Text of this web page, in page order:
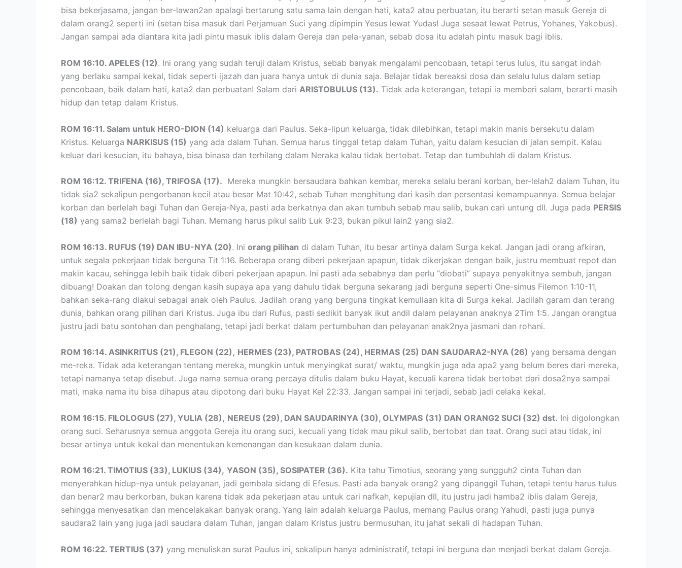
bisa bekerjasama, jangan ber-lawan2an apalagi bertarung satu sama lain dengan hati, kata2 atau perbuatan, itu berarti setan masuk Gereja di
dalam orang2 seperti ini (setan bisa masuk dari Perjamuan Suci yang dipimpin Yesus lewat Yudas! Juga sesaat lewat Petrus, Yohanes, Yakobus).
Jangan sampai ada diantara kita jadi pintu masuk iblis dalam Gereja dan pela-yanan, sebab dosa itu adalah pintu masuk bagi iblis.
ROM 16:10. APELES (12). Ini orang yang sudah teruji dalam Kristus, sebab banyak mengalami pencobaan, tetapi terus lulus, itu sangat indah
yang berlaku sampai kekal, tidak seperti ijazah dan juara hanya untuk di dunia saja. Belajar tidak bereaksi dosa dan selalu lulus dalam setiap
pencobaan, baik dalam hati, kata2 dan perbuatan! Salam dari ARISTOBULUS (13). Tidak ada keterangan, tetapi ia memberi salam, berarti masih
hidup dan tetap dalam Kristus.
ROM 16:11. Salam untuk HERO-DION (14) keluarga dari Paulus. Seka-lipun keluarga, tidak dilebihkan, tetapi makin manis bersekutu dalam
Kristus. Keluarga NARKISUS (15) yang ada dalam Tuhan. Semua harus tinggal tetap dalam Tuhan, yaitu dalam kesucian di jalan sempit. Kalau
keluar dari kesucian, itu bahaya, bisa binasa dan terhilang dalam Neraka kalau tidak bertobat. Tetap dan tumbuhlah di dalam Kristus.
ROM 16:12. TRIFENA (16), TRIFOSA (17). Mereka mungkin bersaudara bahkan kembar, mereka selalu berani korban, ber-lelah2 dalam Tuhan, itu
tidak sia2 sekalipun pengorbanan kecil atau besar Mat 10:42, sebab Tuhan menghitung dari kasih dan persentasi kemampuannya. Semua belajar
korban dan berlelah bagi Tuhan dan Gereja-Nya, pasti ada berkatnya dan akan tumbuh sebab mau salib, bukan cari untung dll. Juga pada PERSIS
(18) yang sama2 berlelah bagi Tuhan. Memang harus pikul salib Luk 9:23, bukan pikul lain2 yang sia2.
ROM 16:13. RUFUS (19) DAN IBU-NYA (20). Ini orang pilihan di dalam Tuhan, itu besar artinya dalam Surga kekal. Jangan jadi orang afkiran,
untuk segala pekerjaan tidak berguna Tit 1:16. Beberapa orang diberi pekerjaan apapun, tidak dikerjakan dengan baik, justru membuat repot dan
makin kacau, sehingga lebih baik tidak diberi pekerjaan apapun. Ini pasti ada sebabnya dan perlu “diobati” supaya penyakitnya sembuh, jangan
dibuang! Doakan dan tolong dengan kasih supaya apa yang dahulu tidak berguna sekarang jadi berguna seperti One-simus Filemon 1:10-11,
bahkan seka-rang diakui sebagai anak oleh Paulus. Jadilah orang yang berguna tingkat kemuliaan kita di Surga kekal. Jadilah garam dan terang
dunia, bahkan orang pilihan dari Kristus. Juga ibu dari Rufus, pasti sedikit banyak ikut andil dalam pelayanan anaknya 2Tim 1:5. Jangan orangtua
justru jadi batu sontohan dan penghalang, tetapi jadi berkat dalam pertumbuhan dan pelayanan anak2nya jasmani dan rohani.
ROM 16:14. ASINKRITUS (21), FLEGON (22), HERMES (23), PATROBAS (24), HERMAS (25) DAN SAUDARA2-NYA (26) yang bersama dengan
me-reka. Tidak ada keterangan tentang mereka, mungkin untuk menyingkat surat/ waktu, mungkin juga ada apa2 yang belum beres dari mereka,
tetapi namanya tetap disebut. Juga nama semua orang percaya ditulis dalam buku Hayat, kecuali karena tidak bertobat dari dosa2nya sampai
mati, maka nama itu bisa dihapus atau dipotong dari buku Hayat Kel 22:33. Jangan sampai ini terjadi, sebab jadi celaka kekal.
ROM 16:15. FILOLOGUS (27), YULIA (28), NEREUS (29), DAN SAUDARINYA (30), OLYMPAS (31) DAN ORANG2 SUCI (32) dst. Ini digolongkan
orang suci. Seharusnya semua anggota Gereja itu orang suci, kecuali yang tidak mau pikul salib, bertobat dan taat. Orang suci atau tidak, ini
besar artinya untuk kekal dan menentukan kemenangan dan kesukaan dalam dunia.
ROM 16:21. TIMOTIUS (33), LUKIUS (34), YASON (35), SOSIPATER (36). Kita tahu Timotius, seorang yang sungguh2 cinta Tuhan dan
menyerahkan hidup-nya untuk pelayanan, jadi gembala sidang di Efesus. Pasti ada banyak orang2 yang dipanggil Tuhan, tetapi tentu harus tulus
dan benar2 mau berkorban, bukan karena tidak ada pekerjaan atau untuk cari nafkah, kepujian dll, itu justru jadi hamba2 iblis dalam Gereja,
sehingga menyesatkan dan mencelakakan banyak orang. Yang lain adalah keluarga Paulus, memang Paulus orang Yahudi, pasti juga punya
saudara2 lain yang juga jadi saudara dalam Tuhan, jangan dalam Kristus justru bermusuhan, itu jahat sekali di hadapan Tuhan.
ROM 16:22. TERTIUS (37) yang menuliskan surat Paulus ini, sekalipun hanya administratif, tetapi ini berguna dan menjadi berkat dalam Gereja.